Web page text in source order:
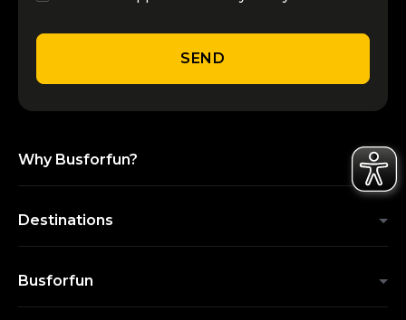
SEND
Why Busforfun?
Destinations
Busforfun